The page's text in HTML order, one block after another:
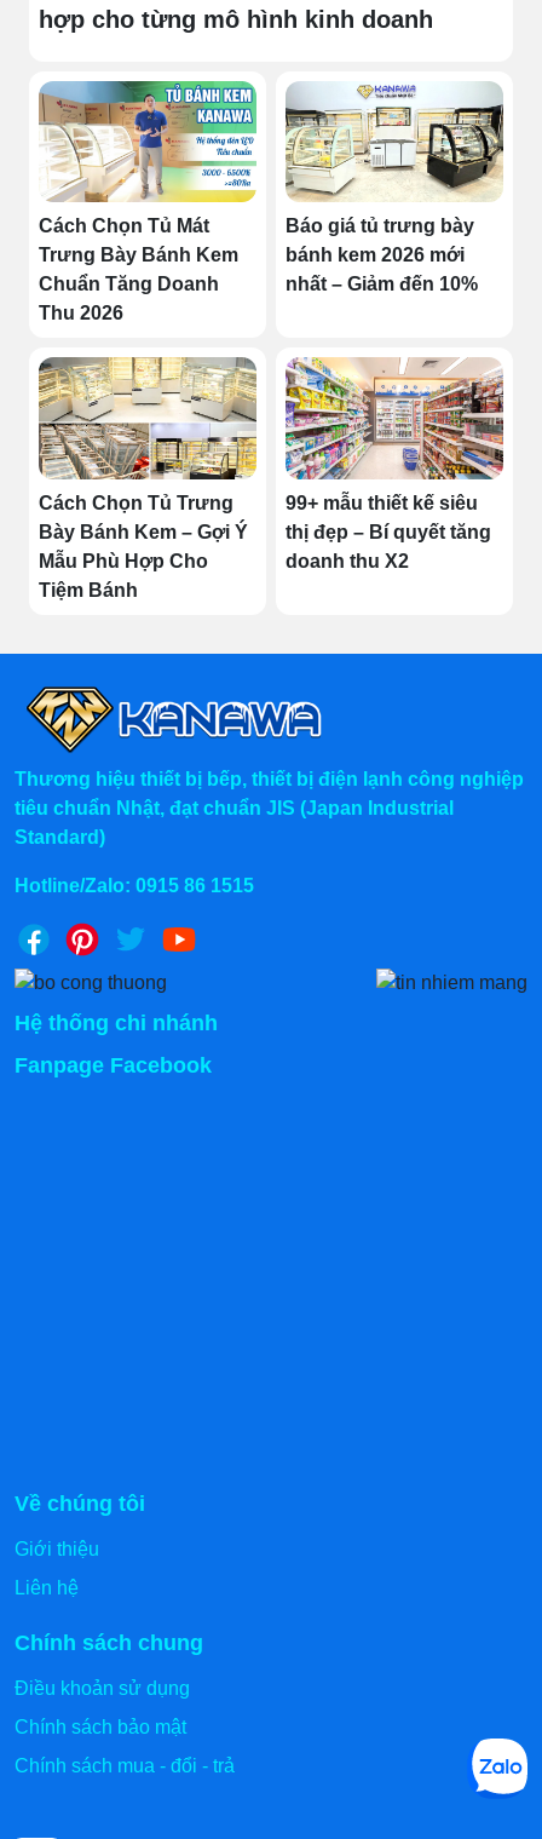
hợp cho từng mô hình kinh doanh
Cách Chọn Tủ Mát
Trưng Bày Bánh Kem
Chuẩn Tăng Doanh
Thu 2026
Báo giá tủ trưng bày
bánh kem 2026 mới
nhất – Giảm đến 10%
Cách Chọn Tủ Trưng
Bày Bánh Kem – Gợi Ý
Mẫu Phù Hợp Cho
Tiệm Bánh
99+ mẫu thiết kế siêu
thị đẹp – Bí quyết tăng
doanh thu X2
Thương hiệu thiết bị bếp, thiết bị điện lạnh công nghiệp
tiêu chuẩn Nhật, đạt chuẩn JIS (Japan Industrial
Standard)
Hotline/Zalo: 0915 86 1515
Hệ thống chi nhánh
Fanpage Facebook
Về chúng tôi
Giới thiệu
Liên hệ
Chính sách chung
Điều khoản sử dụng
Chính sách bảo mật
Chính sách mua - đổi - trả